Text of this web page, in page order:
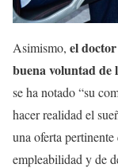
Asimismo, el
buena voluntad de
se ha notado “su
hacer realidad el
una oferta
empleabilidad y de